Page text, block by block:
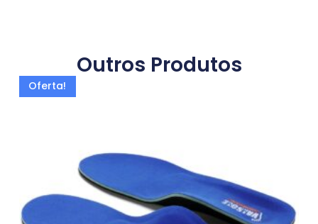
Outros Produtos
Oferta!